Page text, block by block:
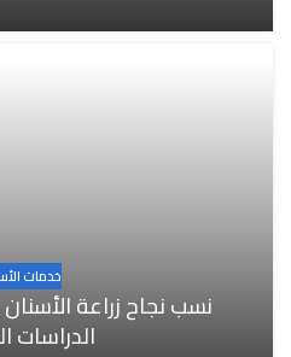
خدمات
نسب نجاح زراعة
الدراسات